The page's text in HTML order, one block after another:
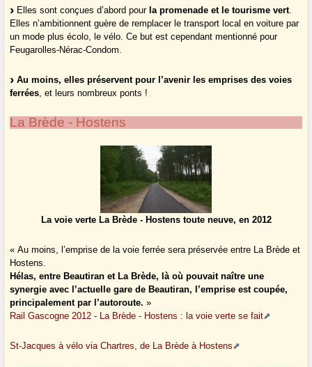
Elles sont conçues d’abord pour la promenade et le tourisme vert.
Elles n’ambitionnent guère de remplacer le transport local en voiture par
un mode plus écolo, le vélo. Ce but est cependant mentionné pour
Feugarolles-Nérac-Condom.
Au moins, elles préservent pour l’avenir les emprises des voies
ferrées, et leurs nombreux ponts !
La Brède - Hostens
La voie verte La Brède - Hostens toute neuve, en 2012
« Au moins, l’emprise de la voie ferrée sera préservée entre La Brède et
Hostens.
Hélas, entre Beautiran et La Brède, là où pouvait naître une
synergie avec l’actuelle gare de Beautiran, l’emprise est coupée,
principalement par l’autoroute. »
Rail Gascogne 2012 - La Brède - Hostens : la voie verte se fait
St-Jacques à vélo via Chartres, de La Brède à Hostens